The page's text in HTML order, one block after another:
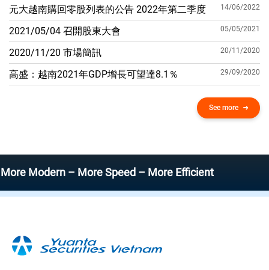
元大越南購回零股列表的公告 2022年第二季度 14/06/2022
2021/05/04 召開股東大會 05/05/2021
2020/11/20 市場簡訊 20/11/2020
高盛：越南2021年GDP增​​長可望達8.1％ 29/09/2020
See more
– More Speed – More Efficient